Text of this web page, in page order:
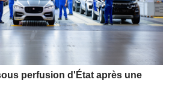
perfusion d'État après une